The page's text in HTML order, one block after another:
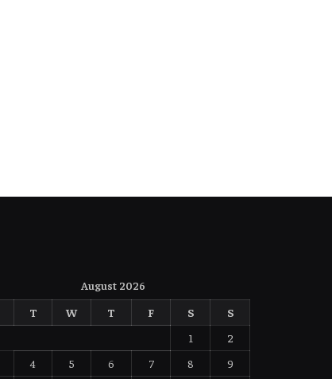
August 2026
T W T F S
S
1
2
4 5 6 7 8 9